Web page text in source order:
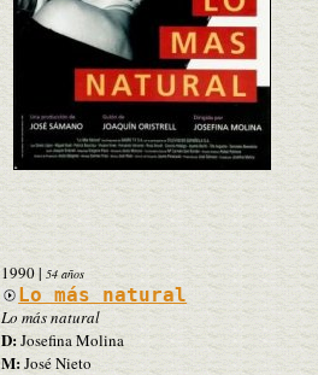
1990| 54 años
Lo más natural
Lo más natural
D:Josefina Molina
M:José Nieto